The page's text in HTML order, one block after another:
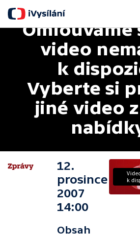
Omlouváme
video
k
Vyberte si
jiné video z
12.
prosince
2007
14:00
Obsah
k